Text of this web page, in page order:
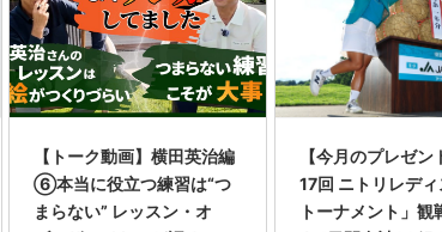
【トーク動画】横田英治編
⑥本当に役立つ練習は“つ
まらない” レッスン・オ
【今月のプレゼン
17回 ニトリレデ
トーナメント」観